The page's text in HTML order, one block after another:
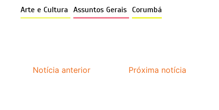
Arte e Cultura Assuntos Gerais Corumbá
Notícia anterior Próxima notícia